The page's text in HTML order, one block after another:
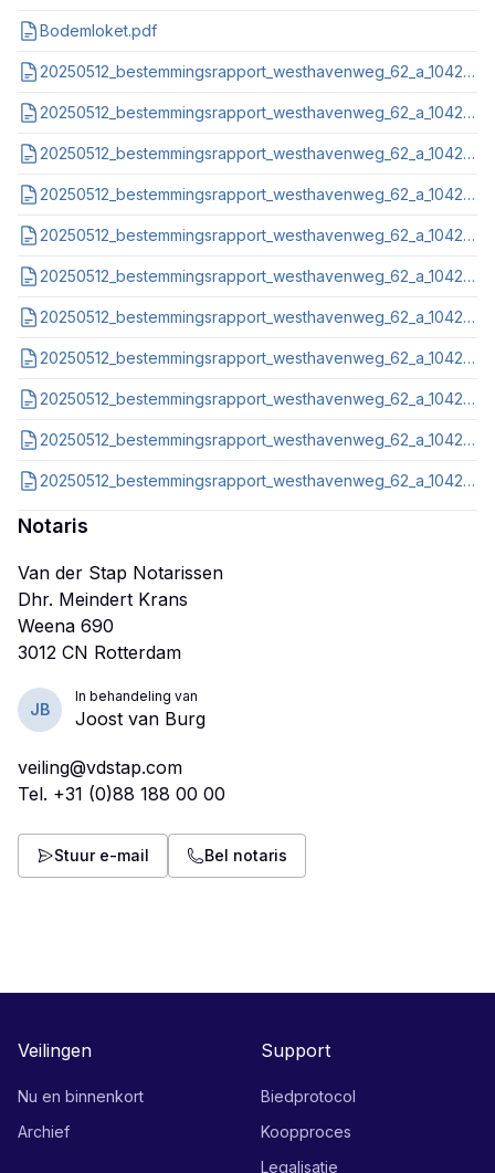
Bodemloket.pdf
20250512_bestemmingsrapport_westhavenweg_62_a_1042al_amsterdam_nl_imro_0000_vrovb22hsdatacen_3020.pdf
20250512_bestemmingsrapport_westhavenweg_62_a_1042al_amsterdam_nl_imro_0363_b0905bpgst_vg01.pdf
20250512_bestemmingsrapport_westhavenweg_62_a_1042al_amsterdam_nl_imro_0363_b1702bpgst_vg01.pdf
20250512_bestemmingsrapport_westhavenweg_62_a_1042al_amsterdam_nl_imro_0363_b1802bpgst_vg01.pdf
20250512_bestemmingsrapport_westhavenweg_62_a_1042al_amsterdam_nl_imro_0363_b2302bpgst_ow01.pdf
20250512_bestemmingsrapport_westhavenweg_62_a_1042al_amsterdam_nl_imro_0363_ga2102gugst_vg01.pdf
20250512_bestemmingsrapport_westhavenweg_62_a_1042al_amsterdam_nl_imro_0363_ga2102pbpgst_vg02.pdf
20250512_bestemmingsrapport_westhavenweg_62_a_1042al_amsterdam_nl_imro_0363_ga2302pbgst_ow01.pdf
20250512_bestemmingsrapport_westhavenweg_62_a_1042al_amsterdam_nl_imro_0363_ga2302vbgst_vg01.pdf
20250512_bestemmingsrapport_westhavenweg_62_a_1042al_amsterdam_nl_imro_0363_ga2402vbgst_vg01.pdf
20250512_bestemmingsrapport_westhavenweg_62_a_1042al_amsterdam_nl_imro_9927_ipgelconwprtht2014_vg01.pdf
Notaris
Van der Stap Notarissen
Dhr. Meindert Krans
Weena 690
JB
In behandeling van
Joost van Burg
veiling@vdstap.com
Tel. +31 (0)88 188 00 00
Stuur e-mail Bel notaris
Veilingen
Nu en binnenkort
Archief
Support
Biedprotocol
Koopproces
Legalisatie